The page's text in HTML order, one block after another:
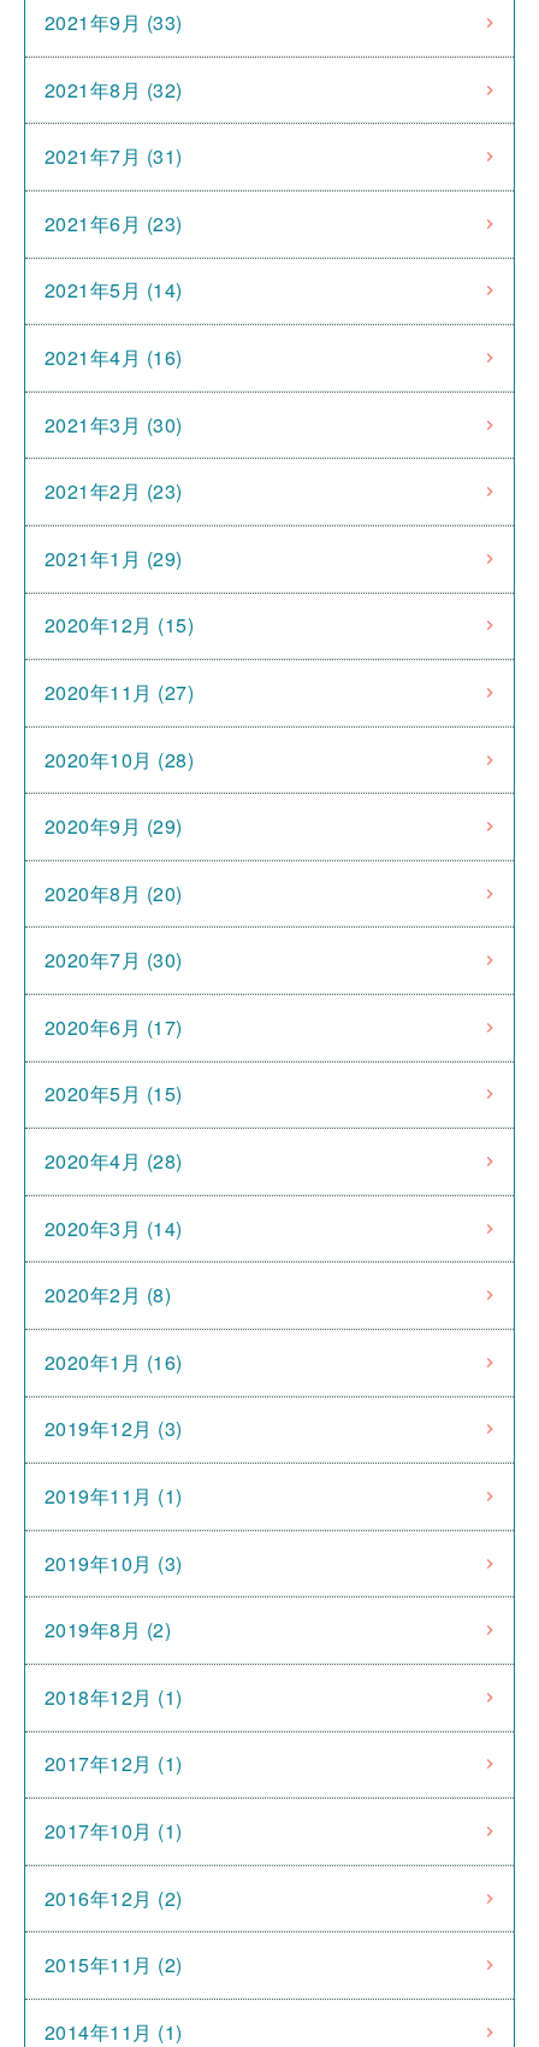
2021年9月 (33)
2021年8月 (32)
2021年7月 (31)
2021年6月 (23)
2021年5月 (14)
2021年4月 (16)
2021年3月 (30)
2021年2月 (23)
2021年1月 (29)
2020年12月 (15)
2020年11月 (27)
2020年10月 (28)
2020年9月 (29)
2020年8月 (20)
2020年7月 (30)
2020年6月 (17)
2020年5月 (15)
2020年4月 (28)
2020年3月 (14)
2020年2月 (8)
2020年1月 (16)
2019年12月 (3)
2019年11月 (1)
2019年10月 (3)
2019年8月 (2)
2018年12月 (1)
2017年12月 (1)
2017年10月 (1)
2016年12月 (2)
2015年11月 (2)
2014年11月 (1)